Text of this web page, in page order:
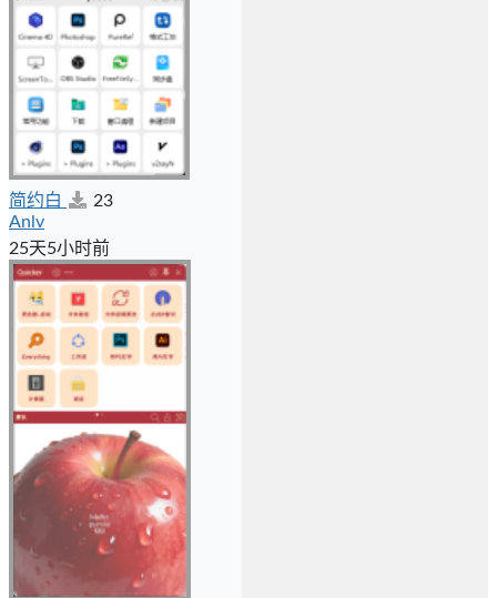
简约白
23
Anlv
25天5小时前